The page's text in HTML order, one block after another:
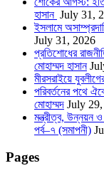
হাসান July 31,
ইসলামে
July 31, 2026
প্রতিশোধের
মোহাম্মদ হাসান
মীরসরাইয়ে
পরিবর্তনের পথে
মোহাম্মদ July
মন্ত্রীত্ব, উন্নয়ন ও
পর্ব–৭ (সমাপনী)
Pages